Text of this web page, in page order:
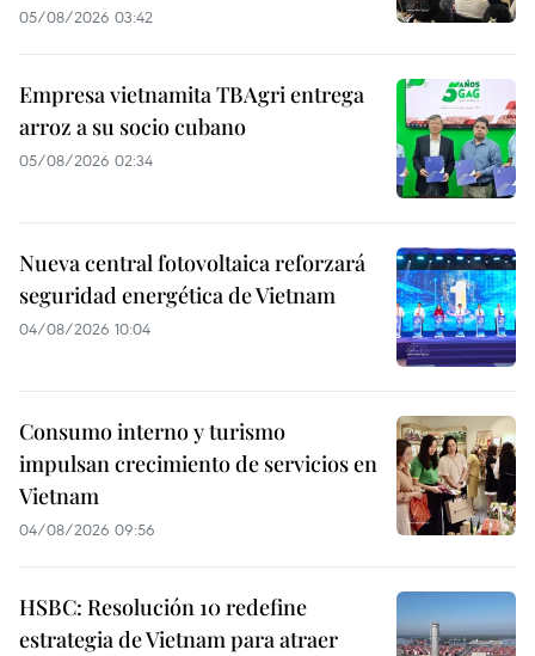
05/08/2026 03:42
Empresa vietnamita TBAgri entrega
arroz a su socio cubano
05/08/2026 02:34
Nueva central fotovoltaica reforzará
seguridad energética de Vietnam
04/08/2026 10:04
Consumo interno y turismo
impulsan crecimiento de servicios en
Vietnam
04/08/2026 09:56
HSBC: Resolución 10 redefine
estrategia de Vietnam para atraer